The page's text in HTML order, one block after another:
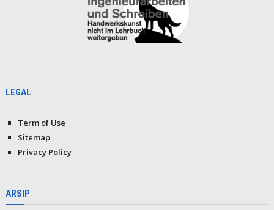
LEGAL
Term of Use
Sitemap
Privacy Policy
ARSIP